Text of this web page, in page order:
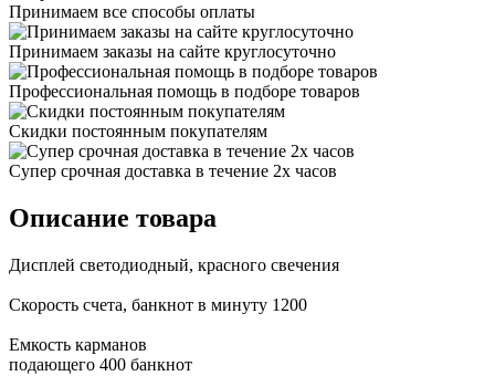
Принимаем все способы оплаты
Принимаем заказы на сайте круглосуточно
Профессиональная помощь в подборе товаров
Скидки постоянным покупателям
Супер срочная доставка в течение 2х часов
Описание товара
Дисплей светодиодный, красного свечения
Скорость счета, банкнот в минуту 1200
Емкость карманов
подающего 400 банкнот